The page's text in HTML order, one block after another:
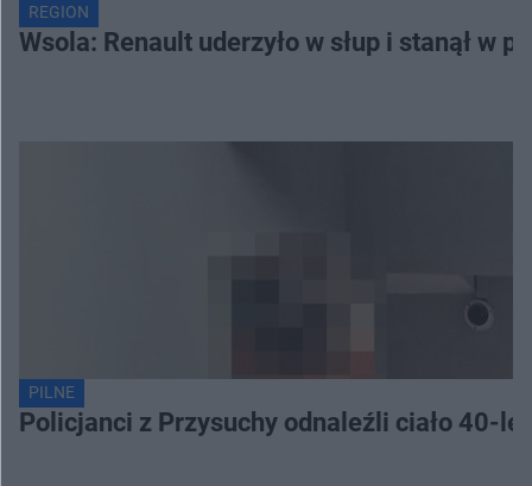
REGION
Wsola: Renault uderzyło w słup i stanął w
PILNE
Policjanci z Przysuchy odnaleźli ciało 40-